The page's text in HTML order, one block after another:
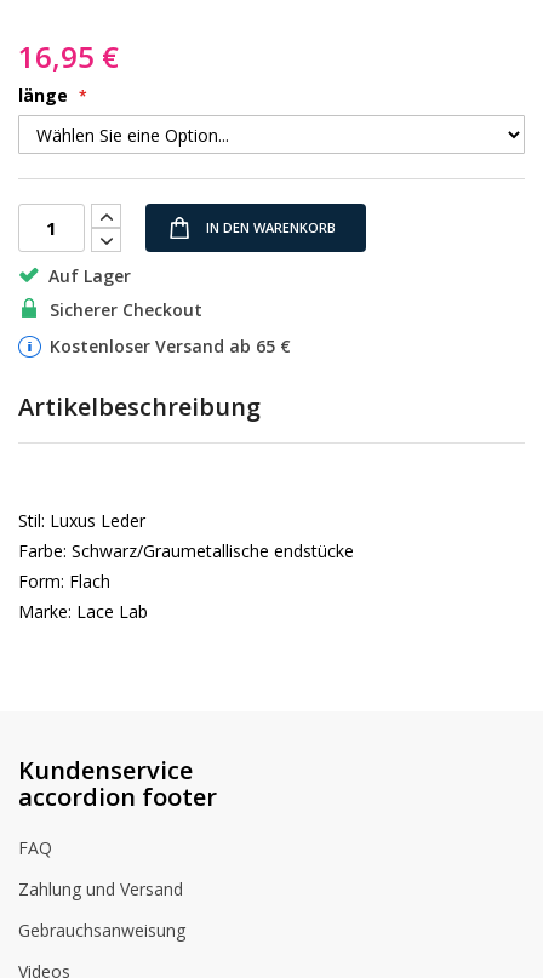
16,95 €
länge
IN DEN WARENKORB
Auf Lager
Sicherer Checkout
Kostenloser Versand ab 65 €
Artikelbeschreibung
Stil: Luxus Leder
Farbe: Schwarz/Graumetallische endstücke
Form: Flach
Marke: Lace Lab
Kundenservice
accordion footer
FAQ
Zahlung und Versand
Gebrauchsanweisung
Videos